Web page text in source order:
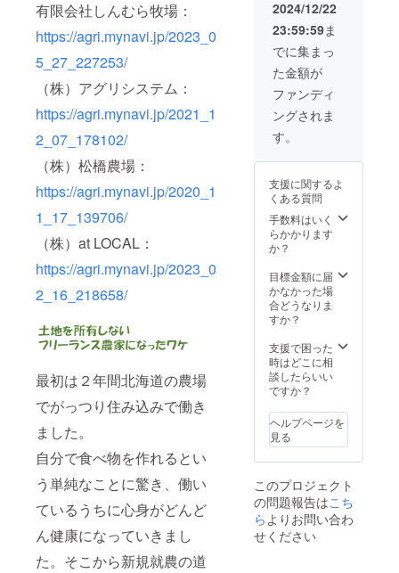
有限会社しんむら牧場：
https://agri.mynavi.jp/2023_0
5_27_227253/
（株）アグリシステム：
https://agri.mynavi.jp/2021_1
2_07_178102/
（株）松橋農場：
https://agri.mynavi.jp/2020_1
1_17_139706/
（株）at LOCAL：
https://agri.mynavi.jp/2023_0
2_16_218658/
最初は２年間北海道の農場
でがっつり住み込みで働き
ました。
自分で食べ物を作れるとい
う単純なことに驚き、働い
ているうちに心身がどんど
ん健康になっていきまし
た。そこから新規就農の道
※⑤は
2025年
4月～8
月の発
送にな
す。天
候や作
が異な
ること
をご了
承下さ
い。
本プロ
ジェク
トを利
用し
て、プ
ロジェ
クト
オー
ナーと
者を含
む）と
の間の
雇用関
係を成
立させ
いませ
ん。ま
た、プ
オー
ナー以
外の第
三者
（支援
者を含
当事者
となる
雇用関
係の成
立を
あっせ
んする
う！）
農家交
流体験
※支援者
様と生
産者と
日程、
内容調
だきま
す。 ▼
リター
ンの確
認事項
▼ ※③
中の予
定で
す。ご
アドレ
スに送
信させ
ていた
す。
※④こち
らは任
意にな
す。支
援時に
アカウ
ントを
アドレ
信させ
ていた
だきま
す。
※④こち
らは任
意にな
援時に
アカウ
ントを
お教え
下さ
い。
と内
容、日
程調整
きま
す。 ※
配信素
材は御
用意下
さい。
※令和６
年１月
年有効
ーーー
ーーー
ーーー
もちろ
さんか
らも情
報発信
が可能
です！
皆で楽
しく農
ましょ
う！）
⑤コバ
マツを
講演会
に呼べ
での交
通費、
宿泊費
す） ▼
リター
ンの確
認事項
の発刊
は１月
中の予
定で
希望の
メール
アドレ
スに送
ツ手作
雑
誌！）
⑤コバ
マツを2
時間好
きに使
えま
アイ
ディア
出し、
講演会
などコ
バマツ
さい。
▼リ
ターン
※③の発
刊は１
月中の
予定で
希望の
メール
アドレ
スに送
ていた
だきま
す。
※④こち
う！）
の取り
組みを
コバマ
ツの
SNSで
配信し
ます！
雑誌
（本に
は登場
しない
生産者
や、農
スを特
集した
コバマ
雑
誌！）
④コバ
マツを3
きに使
す！農
業研
流会開
催、企
画・ア
イディ
待！
（コバ
マツが
作る、
農業情
報を交
換でき
るク
ローズ
にご招
す！も
ちろ
ん、皆
さんか
が可能
です！
皆で楽
クをし
ましょ
う！）
▼リ
につい
ての確
認事項
▼ ※③
になり
ます。
参加ご
希望の
方はア
2024/12/22
23:59:59ま
でに集まっ
た金額が
ファンディ
ングされま
す。
支援に関するよ
くある質問
手数料はいく
らかかります
か？
目標金額に届
かなかった場
合どうなりま
すか？
支援で困った
時はどこに相
談したらいい
ですか？
ヘルプページを
見る
このプロジェクト
の問題報告はこち
ら よりお問い合わ
せください